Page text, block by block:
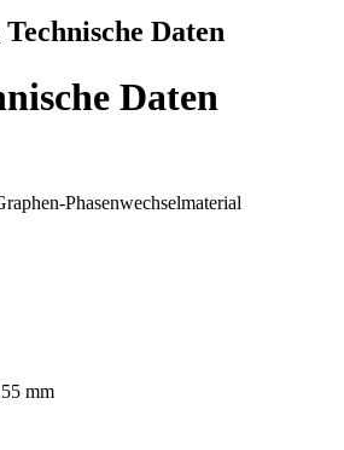
Technische Daten
Daten
Phasenwechselmaterial
mm